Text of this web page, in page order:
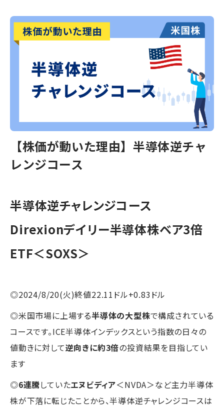
【株価が動いた理由】半導体逆チャ
レンジコース
半導体逆チャレンジコース
Direxionデイリー半導体株ベア3倍
ETF＜SOXS＞
◎2024/8/20(火)終値22.11ドル+0.83ドル
◎米国市場に上場する半導体の大型株で構成されている
コースです。ICE半導体インデックスという指数の日々の
値動きに対して逆向きに約3倍の投資結果を目指してい
ます
◎6連騰していたエヌビディア＜NVDA＞など主力半導体
株が下落に転じたことから、半導体逆チャレンジコースは